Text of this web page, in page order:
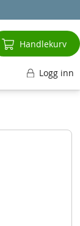
Handlekurv
Logg inn